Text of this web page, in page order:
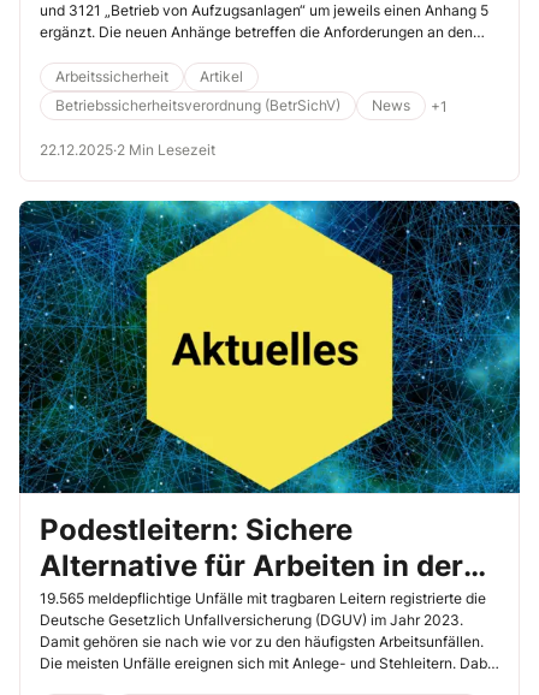
und 3121 „Betrieb von Aufzugsanlagen“ um jeweils einen Anhang 5
ergänzt. Die neuen Anhänge betreffen die Anforderungen an den
Fassadenbefahranlagen und Aufzugsanlagen in
Windenergieanlagen.
Arbeitssicherheit
Artikel
Betriebssicherheitsverordnung (BetrSichV)
News +1
22.12.2025·2 Min Lesezeit
Podestleitern: Sichere
Alternative für Arbeiten in der
Höhe
19.565 meldepflichtige Unfälle mit tragbaren Leitern registrierte die
Deutsche Gesetzlich Unfallversicherung (DGUV) im Jahr 2023.
Damit gehören sie nach wie vor zu den häufigsten Arbeitsunfällen.
Die meisten Unfälle ereignen sich mit Anlege- und Stehleitern. Dabei